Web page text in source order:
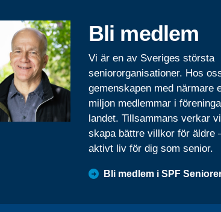
Bli medlem
Vi är en av Sveriges största
seniororganisationer. Hos
gemenskapen med närmare
miljon medlemmar i
landet. Tillsammans verkar
skapa bättre villkor för äldre
aktivt liv för dig som senior.
Bli medlem i SPF